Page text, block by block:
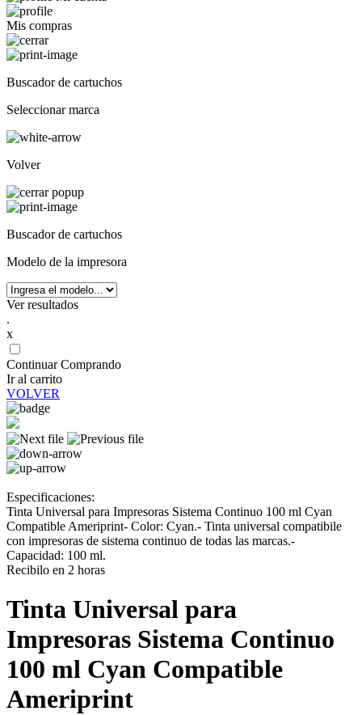
Mis compras
Buscador de cartuchos
Seleccionar marca
Volver
Buscador de cartuchos
Modelo de la impresora
Ver resultados
.
x
Continuar Comprando
Ir al carrito
VOLVER
Especificaciones:
Tinta Universal para Impresoras Sistema Continuo 100 ml Cyan
Compatible Ameriprint- Color: Cyan.- Tinta universal compatibile
con impresoras de sistema continuo de todas las marcas.-
Capacidad: 100 ml.
Recibilo en 2 horas
Tinta Universal para
Impresoras Sistema Continuo
100 ml Cyan Compatible
Ameriprint